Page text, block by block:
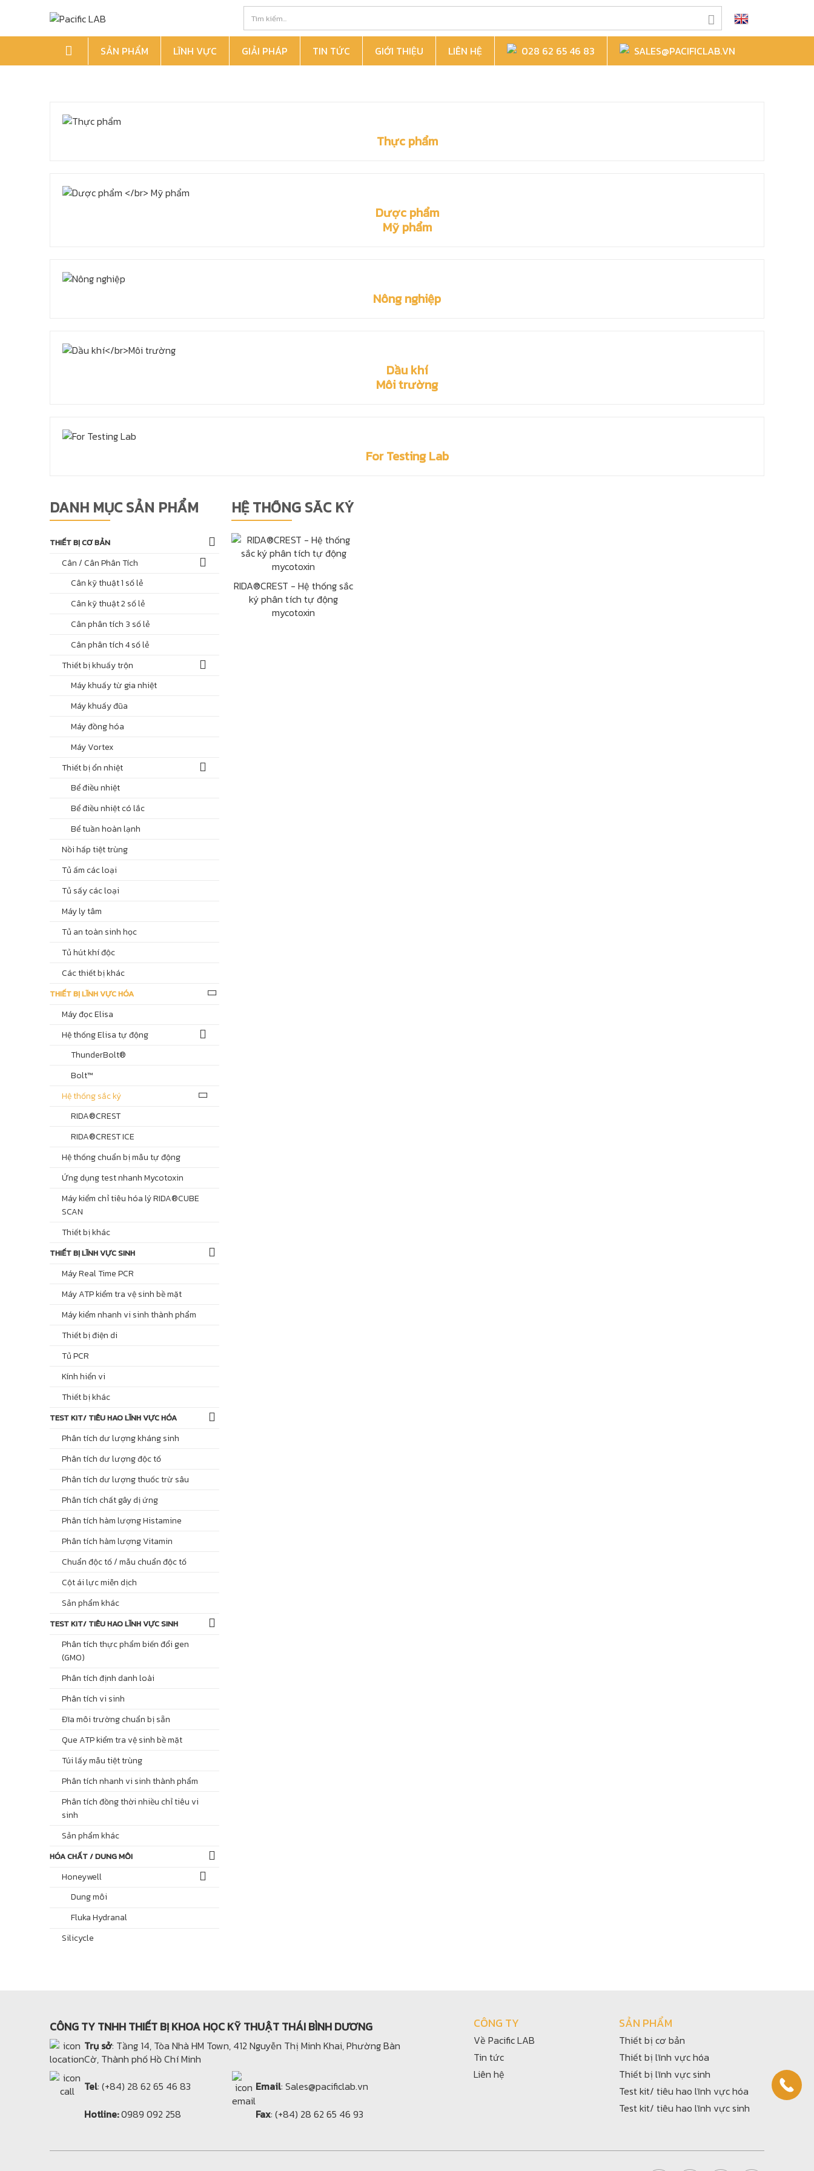
SẢN PHẨM LĨNH VỰC GIẢI PHÁP TIN TỨC GIỚI THIỆU LIÊN HỆ 028 62 65 46 83 SALES@PACIFICLAB.VN
Thực phẩm
Dược phẩm
Mỹ phẩm
Nông nghiệp
Dầu khí
Môi trường
For Testing Lab
HỆ THỐNG SẮC KÝ
RIDA®CREST - Hệ thống sắc
ký phân tích tự động
mycotoxin
DANH MỤC SẢN PHẨM
THIẾT BỊ CƠ BẢN
Cân / Cân Phân Tích
Cân kỹ thuật 1 số lẻ
Cân kỹ thuật 2 số lẻ
Cân phân tích 3 số lẻ
Cân phân tích 4 số lẻ
Thiết bị khuấy trộn
Máy khuấy từ gia nhiệt
Máy khuấy đũa
Máy đồng hóa
Máy Vortex
Thiết bị ổn nhiệt
Bể điều nhiệt
Bể điều nhiệt có lắc
Bể tuần hoàn lạnh
Nồi hấp tiệt trùng
Tủ ấm các loại
Tủ sấy các loại
Máy ly tâm
Tủ an toàn sinh học
Tủ hút khí độc
Các thiết bị khác
THIẾT BỊ LĨNH VỰC HÓA
Máy đọc Elisa
Hệ thống Elisa tự động
ThunderBolt®
Bolt™
Hệ thống sắc ký
RIDA®CREST
RIDA®CREST ICE
Hệ thống chuẩn bị mẫu tự động
Ứng dụng test nhanh Mycotoxin
Máy kiểm chỉ tiêu hóa lý RIDA®CUBE
SCAN
Thiết bị khác
THIẾT BỊ LĨNH VỰC SINH
Máy Real Time PCR
Máy ATP kiểm tra vệ sinh bề mặt
Máy kiểm nhanh vi sinh thành phẩm
Thiết bị điện di
Tủ PCR
Kính hiển vi
Thiết bị khác
TEST KIT/ TIÊU HAO LĨNH VỰC HÓA
Phân tích dư lượng kháng sinh
Phân tích dư lượng độc tố
Phân tích dư lượng thuốc trừ sâu
Phân tích chất gây dị ứng
Phân tích hàm lượng Histamine
Phân tích hàm lượng Vitamin
Chuẩn độc tố / mẫu chuẩn độc tố
Cột ái lực miễn dịch
Sản phẩm khác
TEST KIT/ TIÊU HAO LĨNH VỰC SINH
Phân tích thực phẩm biến đổi gen
(GMO)
Phân tích định danh loài
Phân tích vi sinh
Đĩa môi trường chuẩn bị sẵn
Que ATP kiểm tra vệ sinh bề mặt
Túi lấy mẫu tiệt trùng
Phân tích nhanh vi sinh thành phẩm
Phân tích đồng thời nhiều chỉ tiêu vi
sinh
Sản phẩm khác
HÓA CHẤT / DUNG MÔI
Honeywell
Dung môi
Fluka Hydranal
Silicycle
CÔNG TY TNHH THIẾT BỊ KHOA HỌC KỸ THUẬT THÁI BÌNH DƯƠNG
Trụ sở: Tầng 14, Tòa Nhà HM Town, 412 Nguyễn Thị Minh Khai, Phường Bàn
Cờ, Thành phố Hồ Chí Minh
Tel: (+84) 28 62 65 46 83 Email: Sales@pacificlab.vn
Hotline:0989 092 258 Fax: (+84) 28 62 65 46 93
CÔNG TY
Về Pacific LAB
Tin tức
Liên hệ
SẢN PHẨM
Thiết bị cơ bản
Thiết bị lĩnh vực hóa
Thiết bị lĩnh vực sinh
Test kit/ tiêu hao lĩnh vực hóa
Test kit/ tiêu hao lĩnh vực sinh